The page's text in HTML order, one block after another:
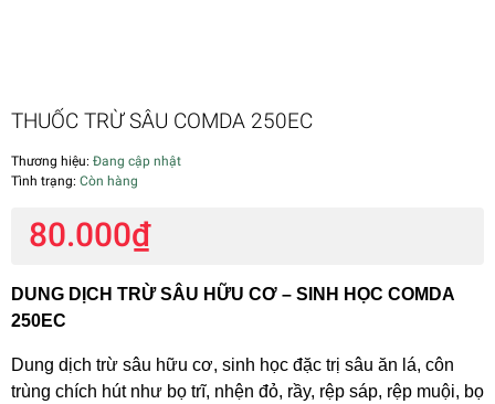
THUỐC TRỪ SÂU COMDA 250EC
Thương hiệu: Đang cập nhật
Tình trạng: Còn hàng
80.000₫
DUNG DỊCH TRỪ SÂU HỮU CƠ – SINH HỌC COMDA
250EC
Dung dịch trừ sâu hữu cơ, sinh học đặc trị sâu ăn lá, côn
trùng chích hút như bọ trĩ, nhện đỏ, rầy, rệp sáp, rệp muội, bọ